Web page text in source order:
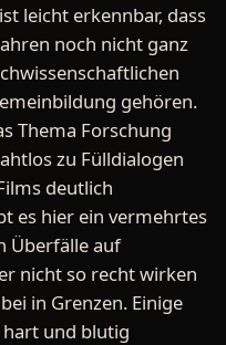
leicht erkennbar, dass
noch nicht ganz
gehören.
Thema Forschung
zu Fülldialogen
deutlich
es hier ein vermehrtes
Überfälle auf
nicht so recht wirken
in Grenzen. Einige
und blutig